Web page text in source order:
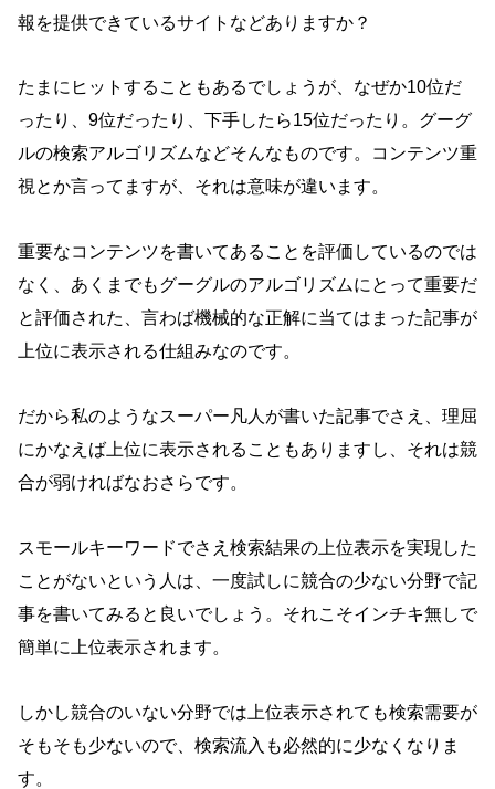
報を提供できているサイトなどありますか？
たまにヒットすることもあるでしょうが、なぜか10位だ
ったり、9位だったり、下手したら15位だったり。グーグ
ルの検索アルゴリズムなどそんなものです。コンテンツ重
視とか言ってますが、それは意味が違います。
重要なコンテンツを書いてあることを評価しているのでは
なく、あくまでもグーグルのアルゴリズムにとって重要だ
と評価された、言わば機械的な正解に当てはまった記事が
上位に表示される仕組みなのです。
だから私のようなスーパー凡人が書いた記事でさえ、理屈
にかなえば上位に表示されることもありますし、それは競
合が弱ければなおさらです。
スモールキーワードでさえ検索結果の上位表示を実現した
ことがないという人は、一度試しに競合の少ない分野で記
事を書いてみると良いでしょう。それこそインチキ無しで
簡単に上位表示されます。
しかし競合のいない分野では上位表示されても検索需要が
そもそも少ないので、検索流入も必然的に少なくなりま
す。